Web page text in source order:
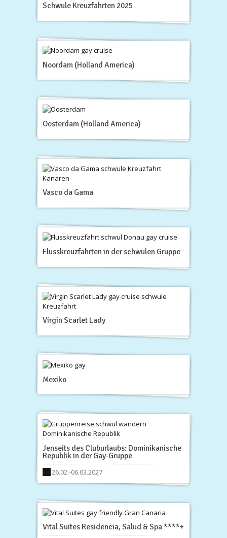
Schwule Kreuzfahrten 2025
Noordam (Holland America)
Oosterdam (Holland America)
Vasco da Gama
Flusskreuzfahrten in der schwulen Gruppe
Virgin Scarlet Lady
Mexiko
Jenseits des Cluburlaubs: Dominikanische
Republik in der Gay-Gruppe
26.02.-06.03.2027
Vital Suites Residencia, Salud & Spa ****+